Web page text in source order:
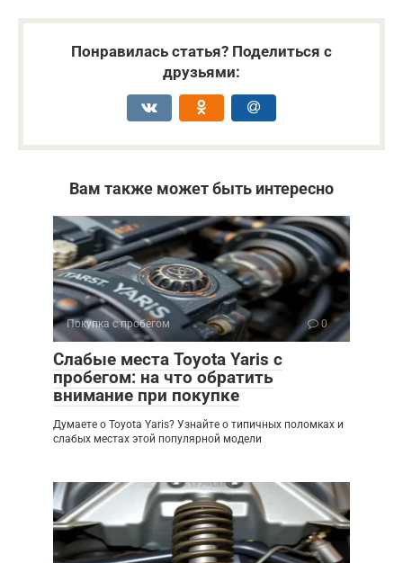
Понравилась статья? Поделиться с
друзьями:
Вам также может быть интересно
Покупка с пробегом 0
Слабые места Toyota Yaris с
пробегом: на что обратить
внимание при покупке
Думаете о Toyota Yaris? Узнайте о типичных поломках и
слабых местах этой популярной модели